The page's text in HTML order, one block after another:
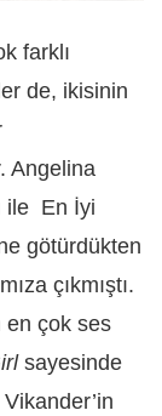
farklı
de, ikisinin
Angelina
ile En İyi
götürdükten
çıkmıştı.
en çok ses
sayesinde